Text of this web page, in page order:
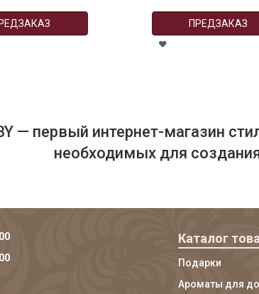
ПРЕДЗАКАЗ
— первый интернет-магазин
необходимых для
Каталог
Подарки
Ароматы для